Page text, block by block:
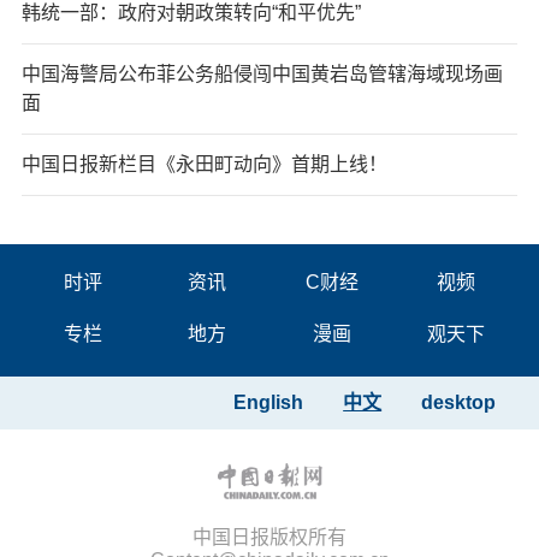
韩统一部：政府对朝政策转向“和平优先”
中国海警局公布菲公务船侵闯中国黄岩岛管辖海域现场画
面
中国日报新栏目《永田町动向》首期上线！
时评 资讯 C财经 视频
专栏 地方 漫画 观天下
desktop
中文
English
中国日报版权所有